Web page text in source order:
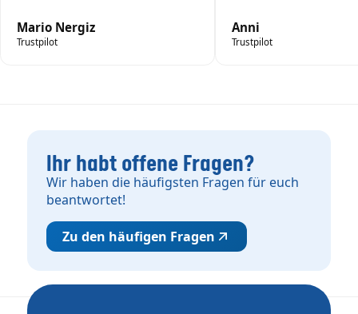
Mario Nergiz
Trustpilot
Anni
Trustpilot
Ihr habt offene Fragen?
Wir haben die häufigsten Fragen für euch
beantwortet!
Zu den häufigen Fragen